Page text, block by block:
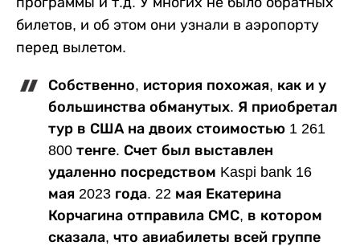
билетов, и об этом они узнали в аэропорту
перед вылетом.
Собственно, история похожая, как и у
большинства обманутых. Я приобретал
тур в США на двоих стоимостью 1 261
800 тенге. Счет был выставлен
удаленно посредством Kaspi bank 16
мая 2023 года. 22 мая Екатерина
Корчагина отправила СМС, в котором
сказала, что авиабилеты всей группе